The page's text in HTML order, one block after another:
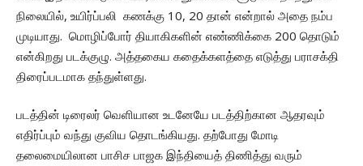
நிலையில், உயிர்ப்பலி கணக்கு 10, 20 தான் என்றால் அதை நம்ப
முடியாது. மொழிப்போர் தியாகிகளின் எண்ணிக்கை 200 தொடும்
என்கிறது படக்குழு. அத்தகைய கதைக்களத்தை எடுத்து பராசக்தி
திரைப்படமாக தந்துள்ளது.
படத்தின் டிரைலர் வெளியான உடனேயே படத்திற்கான ஆதரவும்
எதிர்ப்பும் வந்து குவிய தொடங்கியது. தற்போது மோடி
தலைமையிலான பாசிச பாஜக இந்தியைத் திணித்து வரும்